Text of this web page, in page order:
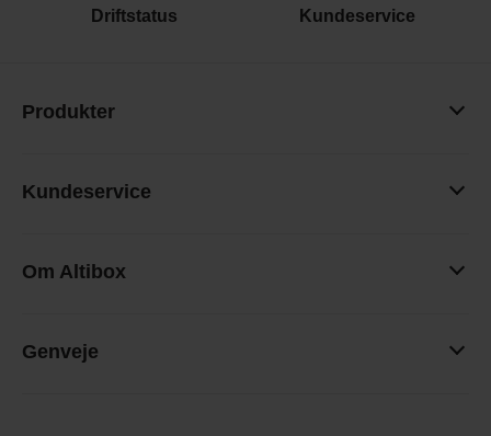
Driftstatus Kundeservice
Produkter
Kundeservice
Om Altibox
Genveje